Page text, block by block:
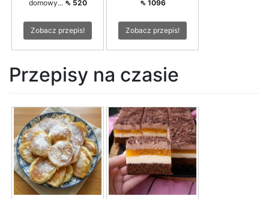
domowy... ⇖ 520
Zobacz przepis!
⇖ 1096
Zobacz przepis!
Przepisy na czasie